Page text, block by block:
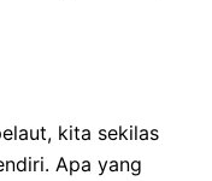
kita sekilas
Apa yang